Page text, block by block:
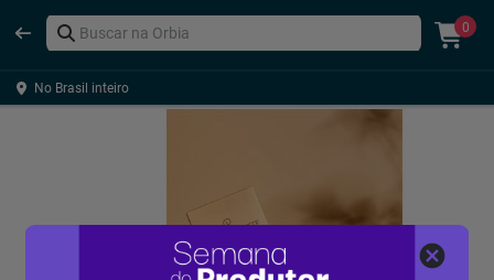
0
No Brasil inteiro